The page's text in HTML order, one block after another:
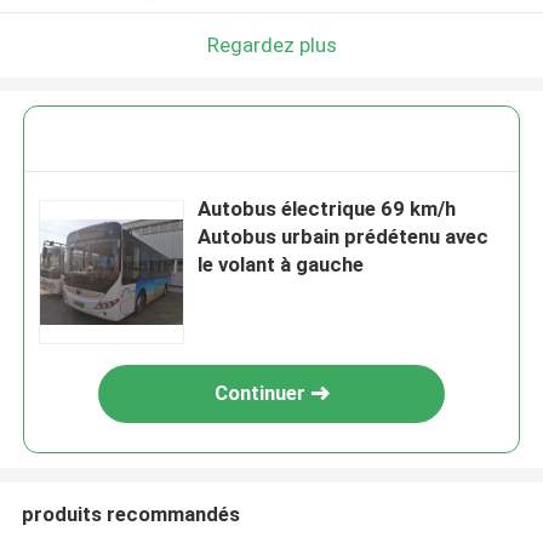
Regardez plus
Autobus électrique 69 km/h
Autobus urbain prédétenu avec
le volant à gauche
Continuer
produits recommandés